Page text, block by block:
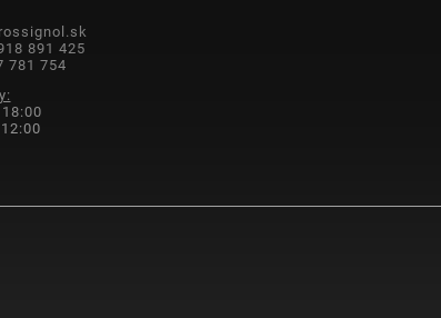
891 425
781 754